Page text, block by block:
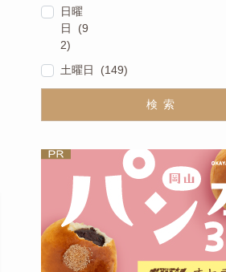
日曜
日 (9
2)
土曜日 (149)
検索